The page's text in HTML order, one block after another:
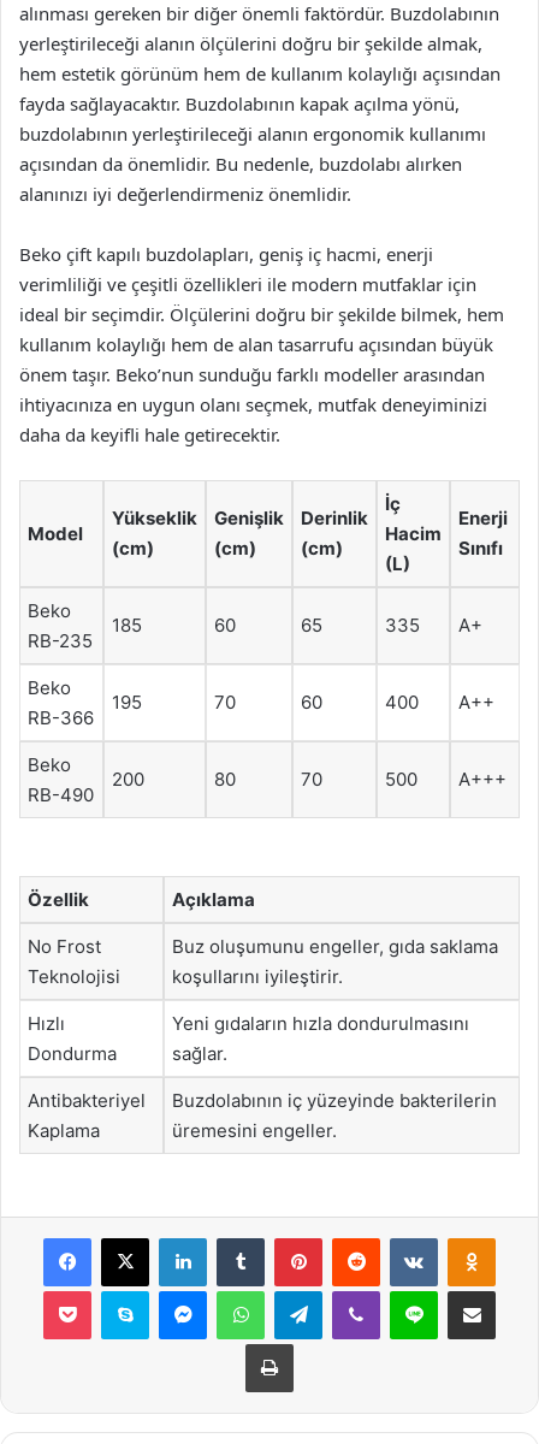
alınması gereken bir diğer önemli faktördür. Buzdolabının
yerleştirileceği alanın ölçülerini doğru bir şekilde almak,
hem estetik görünüm hem de kullanım kolaylığı açısından
fayda sağlayacaktır. Buzdolabının kapak açılma yönü,
buzdolabının yerleştirileceği alanın ergonomik kullanımı
açısından da önemlidir. Bu nedenle, buzdolabı alırken
alanınızı iyi değerlendirmeniz önemlidir.
Beko çift kapılı buzdolapları, geniş iç hacmi, enerji
verimliliği ve çeşitli özellikleri ile modern mutfaklar için
ideal bir seçimdir. Ölçülerini doğru bir şekilde bilmek, hem
kullanım kolaylığı hem de alan tasarrufu açısından büyük
önem taşır. Beko’nun sunduğu farklı modeller arasından
ihtiyacınıza en uygun olanı seçmek, mutfak deneyiminizi
daha da keyifli hale getirecektir.
Model
Yükseklik
(cm)
Genişlik
(cm)
Derinlik
(cm)
İç
Hacim
(L)
Enerji
Sınıfı
Beko
RB-235
185 60 65 335 A+
Beko
RB-366
195 70 60 400 A++
Beko
RB-490
200 80 70 500 A+++
Özellik Açıklama
No Frost
Teknolojisi
Buz oluşumunu engeller, gıda saklama
koşullarını iyileştirir.
Hızlı
Dondurma
Yeni gıdaların hızla dondurulmasını
sağlar.
Antibakteriyel
Kaplama
Buzdolabının iç yüzeyinde bakterilerin
üremesini engeller.
Facebook
X LinkedInTumblr PinterestReddit VKontakte
Pocket Skype MessengerWhatsAppTelegramViber Line E-Posta ile
Yazdır